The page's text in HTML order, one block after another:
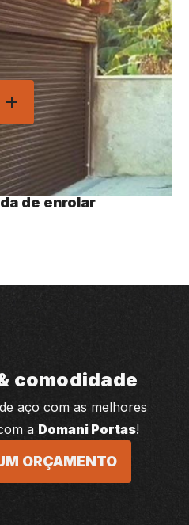
de enrolar
comodidade
aço com as melhores
a Domani Portas!
ORÇAMENTO